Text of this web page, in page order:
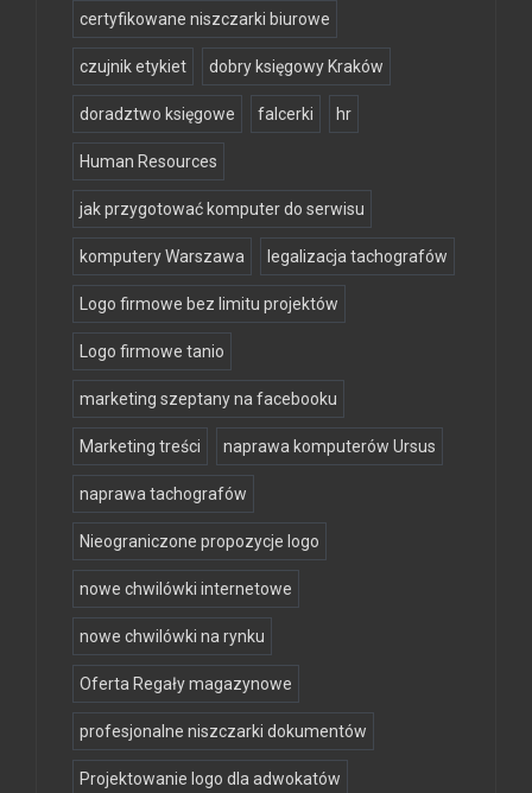
certyfikowane niszczarki biurowe
czujnik etykiet dobry księgowy Kraków
doradztwo księgowe falcerki hr
Human Resources
jak przygotować komputer do serwisu
komputery Warszawa legalizacja tachografów
Logo firmowe bez limitu projektów
Logo firmowe tanio
marketing szeptany na facebooku
Marketing treści naprawa komputerów Ursus
naprawa tachografów
Nieograniczone propozycje logo
nowe chwilówki internetowe
nowe chwilówki na rynku
Oferta Regały magazynowe
profesjonalne niszczarki dokumentów
Projektowanie logo dla adwokatów